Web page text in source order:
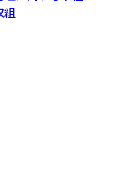
組